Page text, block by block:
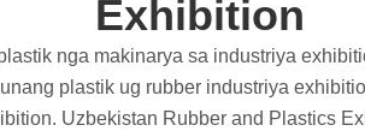
Exhibition
nga makinarya sa industriya
plastik ug rubber industriya
Uzbekistan Rubber and Plastics